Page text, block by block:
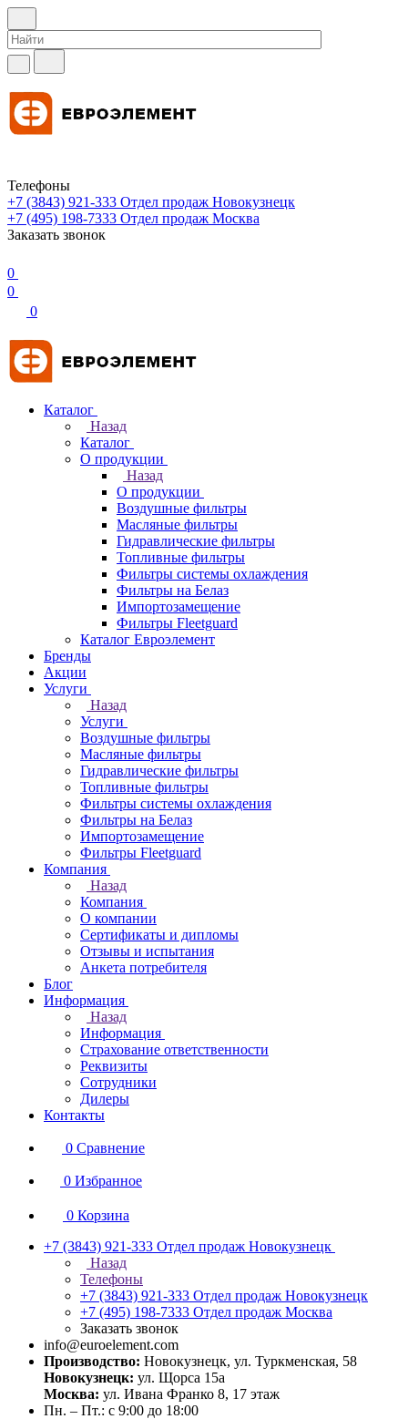
Телефоны
+7 (3843) 921-333 Отдел продаж Новокузнецк
+7 (495) 198-7333 Отдел продаж Москва
Заказать звонок
0
0
0
Каталог
Назад
Каталог
О продукции
Назад
О продукции
Воздушные фильтры
Масляные фильтры
Гидравлические фильтры
Топливные фильтры
Фильтры системы охлаждения
Фильтры на Белаз
Импортозамещение
Фильтры Fleetguard
Каталог Евроэлемент
Бренды
Акции
Услуги
Назад
Услуги
Воздушные фильтры
Масляные фильтры
Гидравлические фильтры
Топливные фильтры
Фильтры системы охлаждения
Фильтры на Белаз
Импортозамещение
Фильтры Fleetguard
Компания
Назад
Компания
О компании
Сертификаты и дипломы
Отзывы и испытания
Анкета потребителя
Блог
Информация
Назад
Информация
Страхование ответственности
Реквизиты
Сотрудники
Дилеры
Контакты
0 Сравнение
0 Избранное
0 Корзина
+7 (3843) 921-333 Отдел продаж Новокузнецк
Назад
Телефоны
+7 (3843) 921-333 Отдел продаж Новокузнецк
+7 (495) 198-7333 Отдел продаж Москва
Заказать звонок
info@euroelement.com
Производство: Новокузнецк, ул. Туркменская, 58
Новокузнецк: ул. Щорса 15а
Москва: ул. Ивана Франко 8, 17 этаж
Пн. – Пт.: с 9:00 до 18:00